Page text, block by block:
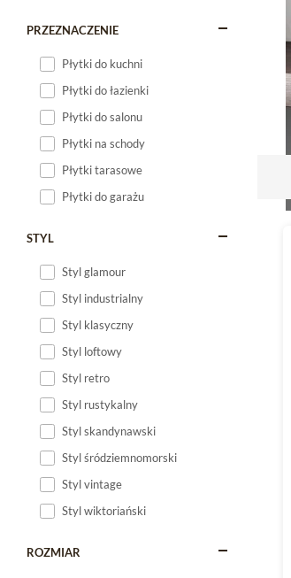
PRZEZNACZENIE
Płytki do kuchni
Płytki do łazienki
Płytki do salonu
Płytki na schody
Płytki tarasowe
Płytki do garażu
STYL
Styl glamour
Styl industrialny
Styl klasyczny
Styl loftowy
Styl retro
Styl rustykalny
Styl skandynawski
Styl śródziemnomorski
Styl vintage
Styl wiktoriański
ROZMIAR